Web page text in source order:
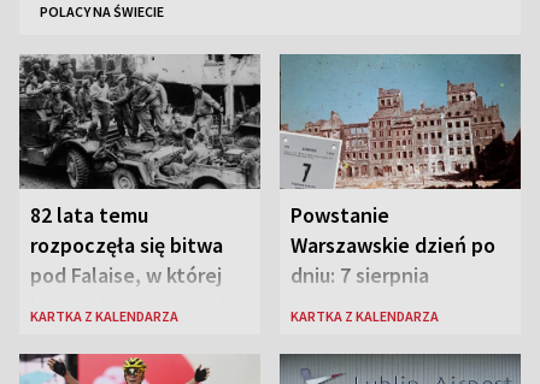
POLACY NA ŚWIECIE
82 lata temu
rozpoczęła się bitwa
pod Falaise, w której
brała udział 1. Dywizja
KARTKA Z KALENDARZA
Powstanie
Warszawskie dzień po
dniu: 7 sierpnia
KARTKA Z KALENDARZA